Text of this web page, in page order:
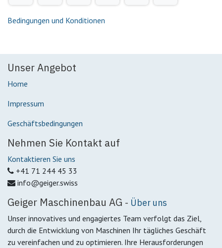
Bedingungen und Konditionen
Unser Angebot
Home
Impressum
Geschäftsbedingungen
Nehmen Sie Kontakt auf
Kontaktieren Sie uns
+41 71 244 45 33
info@geiger.swiss
Geiger Maschinenbau AG - Über uns
Unser innovatives und engagiertes Team verfolgt das Ziel,
durch die Entwicklung von Maschinen Ihr tägliches Geschäft
zu vereinfachen und zu optimieren. Ihre Herausforderungen